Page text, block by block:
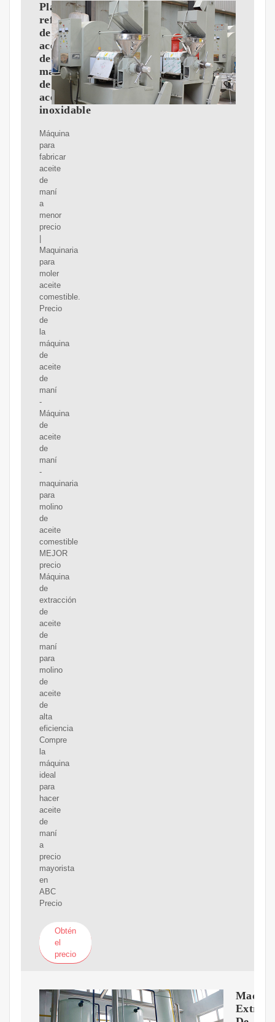
Planta
refinadora
de
aceite
de
maní
de
acero
inoxidable
Máquina
para
fabricar
aceite
de
maní
a
menor
precio
Maquinaria
para
moler
aceite
comestible.
Precio
de
la
máquina
de
aceite
de
maní
-
Máquina
de
aceite
de
maní
-
maquinaria
para
molino
de
aceite
comestible
MEJOR
precio
Máquina
de
extracción
de
aceite
de
maní
para
molino
de
aceite
de
alta
eficiencia
Compre
la
máquina
ideal
para
hacer
aceite
de
maní
a
precio
mayorista
en
ABC
Precio
Obtén
el
precio